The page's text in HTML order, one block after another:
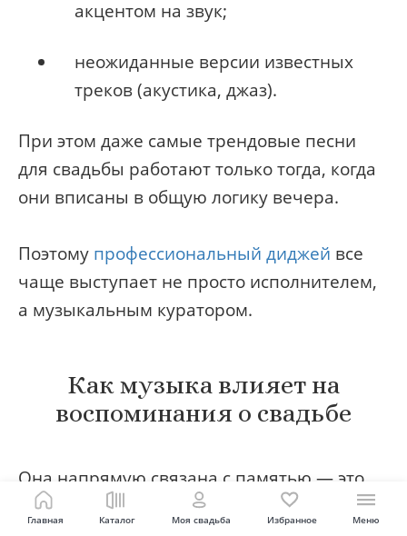
Главная Каталог Моя свадьба Избранное Меню
акцентом на звук;
неожиданные версии известных
треков (акустика, джаз).
При этом даже самые трендовые песни
для свадьбы работают только тогда, когда
они вписаны в общую логику вечера.
Поэтому профессиональный диджей все
чаще выступает не просто исполнителем,
а музыкальным куратором.
Как музыка влияет на
воспоминания о свадьбе
Она напрямую связана с памятью — это
подтверждают исследования феномена